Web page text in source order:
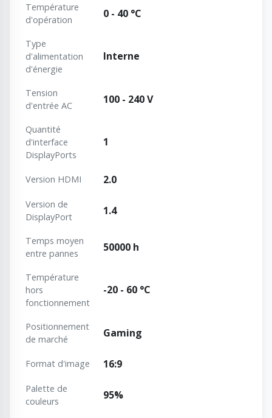
Température
d'opération
0 - 40 °C
Type
d'alimentation
d'énergie
Interne
Tension
d'entrée AC
100 - 240 V
Quantité
d'interface
DisplayPorts
1
Version HDMI 2.0
Version de
DisplayPort
1.4
Temps moyen
entre pannes
50000 h
Température
hors
fonctionnement
-20 - 60 °C
Positionnement
de marché
Gaming
Format d'image 16:9
Palette de
couleurs
95%